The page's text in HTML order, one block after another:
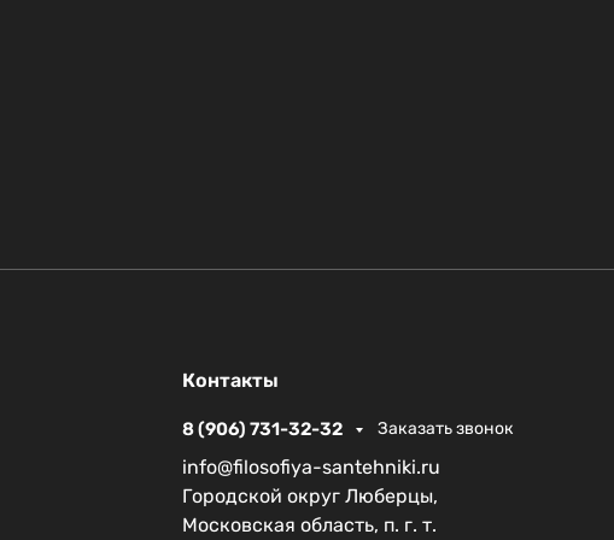
Контакты
8 (906) 731-32-32 Заказать звонок
info@filosofiya-santehniki.ru
Городской округ Люберцы,
Московская область, п. г. т.